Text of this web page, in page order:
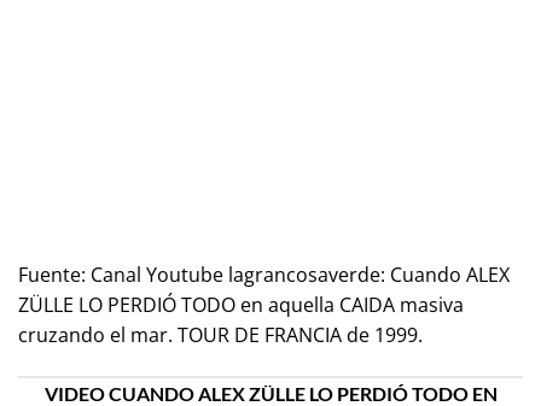
Fuente: Canal Youtube lagrancosaverde: Cuando ALEX
ZÜLLE LO PERDIÓ TODO en aquella CAIDA masiva
cruzando el mar. TOUR DE FRANCIA de 1999.
VIDEO CUANDO ALEX ZÜLLE LO PERDIÓ TODO EN